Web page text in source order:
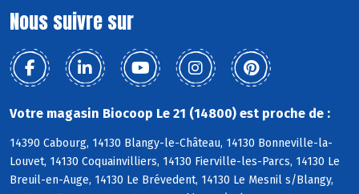
Nous suivre sur
Votre magasin Biocoop Le 21 (14800) est proche de :
14390 Cabourg, 14130 Blangy-le-Château, 14130 Bonneville-la-
Louvet, 14130 Coquainvilliers, 14130 Fierville-les-Parcs, 14130 Le
Breuil-en-Auge, 14130 Le Brévedent, 14130 Le Mesnil s/Blangy,